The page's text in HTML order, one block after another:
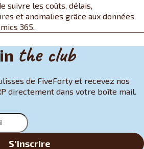
suivre les coûts, délais,
et anomalies grâce aux données
365.
the club
de FiveForty et recevez nos
directement dans votre boîte mail.
S’inscrire